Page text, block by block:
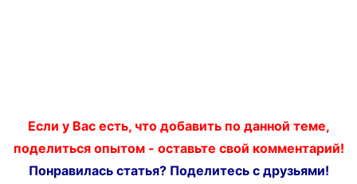
Если у Вас есть, что добавить по данной теме,
поделиться опытом - оставьте свой комментарий!
Понравилась статья? Поделитесь с друзьями!